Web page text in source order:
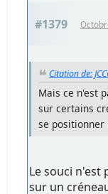
#1379
Citation de:
Mais ce n'est
sur certains
se positionner
Le souci n'est
sur un